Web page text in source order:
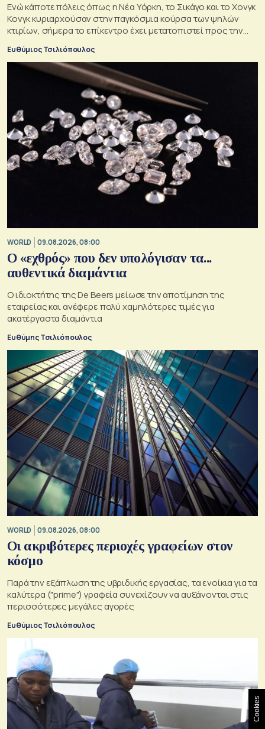
Ενώ κάποτε πόλεις όπως η Νέα Υόρκη, το Σικάγο και το Χονγκ
Κονγκ κυριαρχούσαν στην παγκόσμια κούρσα των ψηλών
κτιρίων, σήμερα το επίκεντρο έχει μετατοπιστεί προς την
Ευθύμιος Τσιλιόπουλος
WORLD 09.08.2026, 08:00
Ο «εχθρός» που δεν υπολόγισαν τα...
αυθεντικά διαμάντια
Ο ιδιοκτήτης της De Beers μείωσε την αποτίμηση της
εταιρείας και ανέφερε πολύ χαμηλότερες τιμές για
ακατέργαστα διαμάντια
Ευθύμης Τσιλιόπουλος
WORLD 09.08.2026, 08:00
Οι ακριβότερες περιοχές γραφείων στον
κόσμο
Παρά την εξάπλωση της υβριδικής εργασίας, τα ενοίκια για τα
καλύτερα ("prime") γραφεία συνεχίζουν να αυξάνονται στις
περισσότερες μεγάλες αγορές
Ευθύμιος Τσιλιόπουλος
Cookies